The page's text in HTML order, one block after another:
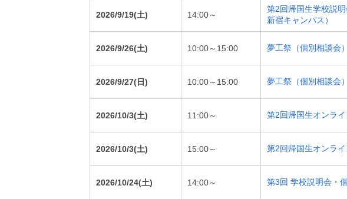
2026/9/19(土) 14:00～
第2回帰国生学校説
新宿キャンパス）
2026/9/26(土) 10:00～15:00 夢工祭（個別相談会）
2026/9/27(日) 10:00～15:00 夢工祭（個別相談会）
2026/10/3(土) 11:00～ 第2回帰国生オンラ
2026/10/3(土) 15:00～ 第2回帰国生オンラ
2026/10/24(土) 14:00～ 第3回 学校説明会・